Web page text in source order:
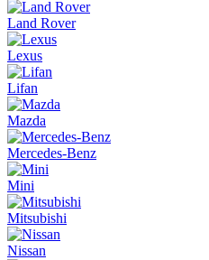
Land Rover
Lexus
Lifan
Mazda
Mercedes-Benz
Mini
Mitsubishi
Nissan